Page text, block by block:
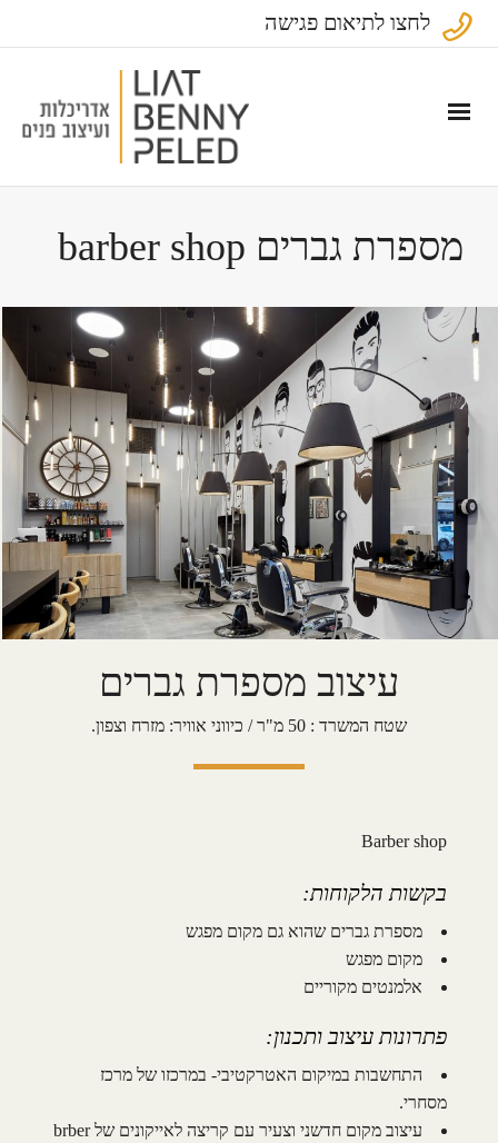
לחצו לתיאום פגישה
מספרת גברים barber shop
עיצוב מספרת גברים
שטח המשרד : 50 מ"ר / כיווני אוויר: מזרח וצפון.
Barber shop
בקשות הלקוחות:
מספרת גברים שהוא גם מקום מפגש
מקום מפגש
אלמנטים מקוריים
פתרונות עיצוב ותכנון:
התחשבות במיקום האטרקטיבי- במרכזו של מרכז
מסחרי.
עיצוב מקום חדשני וצעיר עם קריצה לאייקונים של brber